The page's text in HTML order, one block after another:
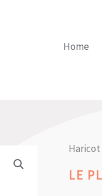
Home
Haricot
LE